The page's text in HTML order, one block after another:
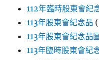
112年臨時股東會紀
113年股東會紀念品
113年股東會紀念品
113年臨時股東會紀